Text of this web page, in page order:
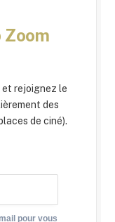
Zoom
et rejoignez le
des
de ciné).
pour vous